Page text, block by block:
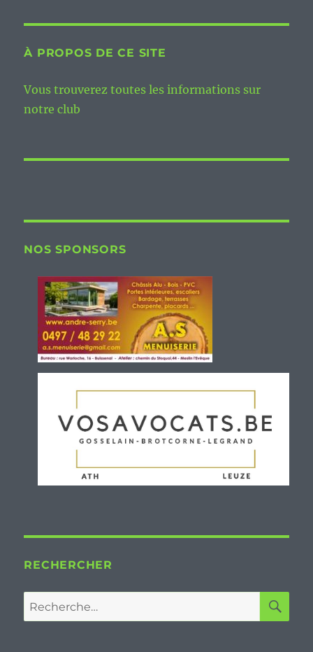
À PROPOS DE CE SITE
Vous trouverez toutes les informations sur
notre club
NOS SPONSORS
RECHERCHER
Recherche
pour :